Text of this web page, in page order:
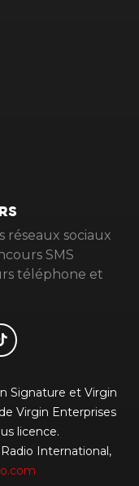
réseaux sociaux
SMS
téléphone et
Signature et Virgin
Virgin Enterprises
licence.
International,